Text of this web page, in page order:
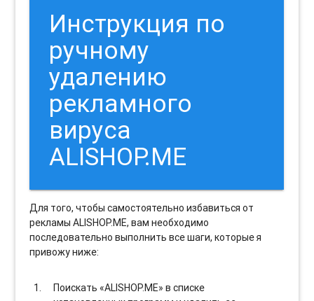
Инструкция по
ручному
удалению
рекламного
вируса
ALISHOP.ME
Для того, чтобы самостоятельно избавиться от
рекламы ALISHOP.ME, вам необходимо
последовательно выполнить все шаги, которые я
привожу ниже:
Поискать «ALISHOP.ME» в списке